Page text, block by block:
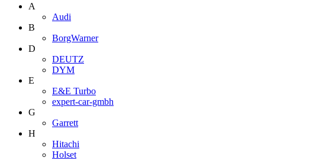
A
Audi
B
BorgWarner
D
DEUTZ
DYM
E
E&E Turbo
expert-car-gmbh
G
Garrett
H
Hitachi
Holset